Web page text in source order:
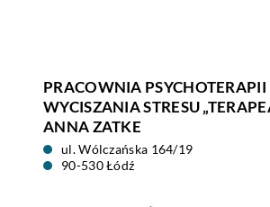
PRACOWNIA PSYCHOTERAPII
WYCISZANIA STRESU
ANNA ZATKE
ul. Wólczańska 164/19
90-530 Łódź